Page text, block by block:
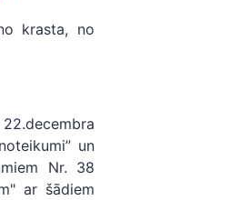
krasta, no
un
Nr. 38
ar šādiem